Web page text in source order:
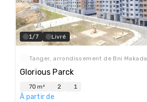
1/7 Livré
Tanger, arrondissement de Bni Makada
Glorious Parck
70 m² 2 1
À partir de